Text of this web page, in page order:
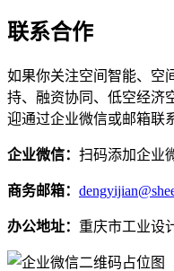
联系合作
如果你关注空间智能、空
持、融资协同、低空经济
迎通过企业微信或邮箱联
企业微信： 扫码添加企业
商务邮箱：
办公地址： 重庆市工业设